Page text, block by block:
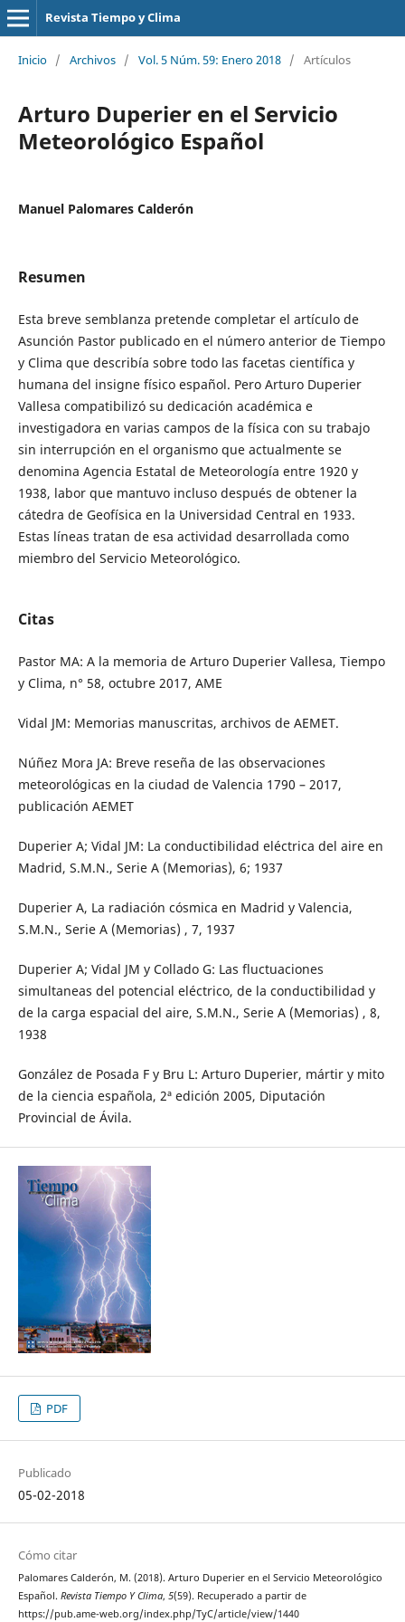
Revista Tiempo y Clima
Inicio / Archivos / Vol. 5 Núm. 59: Enero 2018 / Artículos
Arturo Duperier en el Servicio
Meteorológico Español
Manuel Palomares Calderón
Resumen
Esta breve semblanza pretende completar el artículo de
Asunción Pastor publicado en el número anterior de Tiempo
y Clima que describía sobre todo las facetas científica y
humana del insigne físico español. Pero Arturo Duperier
Vallesa compatibilizó su dedicación académica e
investigadora en varias campos de la física con su trabajo
sin interrupción en el organismo que actualmente se
denomina Agencia Estatal de Meteorología entre 1920 y
1938, labor que mantuvo incluso después de obtener la
cátedra de Geofísica en la Universidad Central en 1933.
Estas líneas tratan de esa actividad desarrollada como
miembro del Servicio Meteorológico.
Citas
Pastor MA: A la memoria de Arturo Duperier Vallesa, Tiempo
y Clima, n° 58, octubre 2017, AME
Vidal JM: Memorias manuscritas, archivos de AEMET.
Núñez Mora JA: Breve reseña de las observaciones
meteorológicas en la ciudad de Valencia 1790 – 2017,
publicación AEMET
Duperier A; Vidal JM: La conductibilidad eléctrica del aire en
Madrid, S.M.N., Serie A (Memorias), 6; 1937
Duperier A, La radiación cósmica en Madrid y Valencia,
S.M.N., Serie A (Memorias) , 7, 1937
Duperier A; Vidal JM y Collado G: Las fluctuaciones
simultaneas del potencial eléctrico, de la conductibilidad y
de la carga espacial del aire, S.M.N., Serie A (Memorias) , 8,
1938
González de Posada F y Bru L: Arturo Duperier, mártir y mito
de la ciencia española, 2ª edición 2005, Diputación
Provincial de Ávila.
PDF
Publicado
05-02-2018
Cómo citar
Palomares Calderón, M. (2018). Arturo Duperier en el Servicio Meteorológico
Español. Revista Tiempo Y Clima, 5(59). Recuperado a partir de
https://pub.ame-web.org/index.php/TyC/article/view/1440